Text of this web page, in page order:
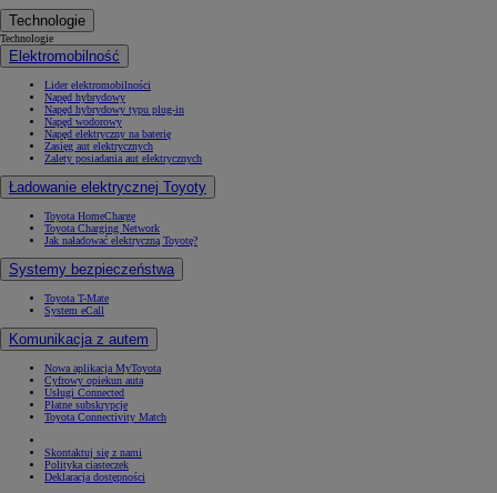
Technologie
Technologie
Elektromobilność
Lider elektromobilności
Napęd hybrydowy
Napęd hybrydowy typu plug-in
Napęd wodorowy
Napęd elektryczny na baterię
Zasięg aut elektrycznych
Zalety posiadania aut elektrycznych
Ładowanie elektrycznej Toyoty
Toyota HomeCharge
Toyota Charging Network
Jak naładować elektryczną Toyotę?
Systemy bezpieczeństwa
Toyota T-Mate
System eCall
Komunikacja z autem
Nowa aplikacja MyToyota
Cyfrowy opiekun auta
Usługi Connected
Płatne subskrypcje
Toyota Connectivity Match
Skontaktuj się z nami
Polityka ciasteczek
Deklaracja dostępności